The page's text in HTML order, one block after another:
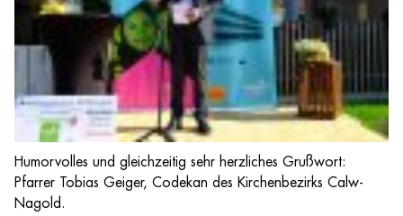
Humorvolles und gleichzeitig sehr herzliches Grußwort:
Pfarrer Tobias Geiger, Codekan des Kirchenbezirks Calw-
Nagold.